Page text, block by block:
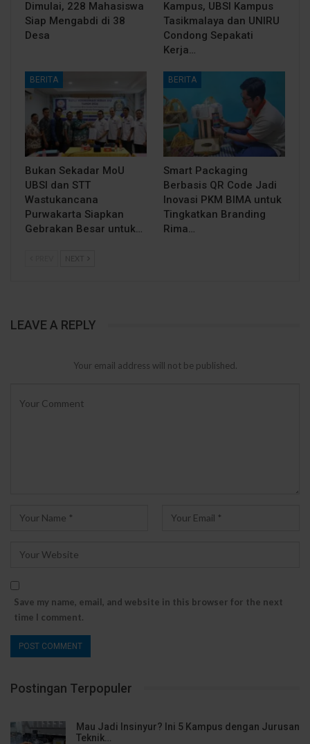
Dimulai, 228 Mahasiswa
Siap Mengabdi di 38
Desa
Kampus, UBSI Kampus
Tasikmalaya dan UNIRU
Condong Sepakati
Kerja…
BERITA
Bukan Sekadar MoU
UBSI dan STT
Wastukancana
Purwakarta Siapkan
Gebrakan Besar untuk…
BERITA
Smart Packaging
Berbasis QR Code Jadi
Inovasi PKM BIMA untuk
Tingkatkan Branding
Rima…
NEXT
LEAVE A REPLY
Your email address will not be published.
Save my name, email, and website in this browser for the next
time I comment.
Postingan Terpopuler
Mau Jadi Insinyur? Ini 5 Kampus dengan Jurusan
Teknik…